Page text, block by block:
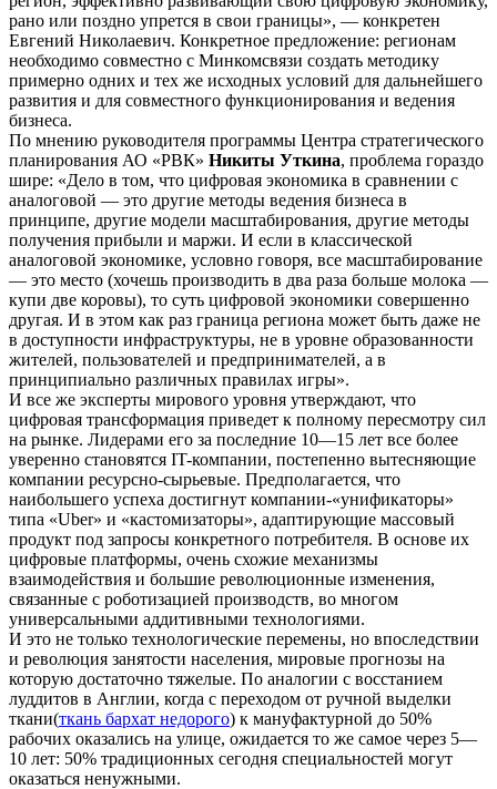
рано или поздно упрется в свои границы», — конкретен
Евгений Николаевич. Конкретное предложение: регионам
необходимо совместно с Минкомсвязи создать методику
примерно одних и тех же исходных условий для дальнейшего
развития и для совместного функционирования и ведения
бизнеса.
По мнению руководителя программы Центра стратегического
планирования АО «РВК» Никиты Уткина, проблема гораздо
шире: «Дело в том, что цифровая экономика в сравнении с
аналоговой — это другие методы ведения бизнеса в
принципе, другие модели масштабирования, другие методы
получения прибыли и маржи. И если в классической
аналоговой экономике, условно говоря, все масштабирование
— это место (хочешь производить в два раза больше молока —
купи две коровы), то суть цифровой экономики совершенно
другая. И в этом как раз граница региона может быть даже не
в доступности инфраструктуры, не в уровне образованности
жителей, пользователей и предпринимателей, а в
принципиально различных правилах игры».
И все же эксперты мирового уровня утверждают, что
цифровая трансформация приведет к полному пересмотру сил
на рынке. Лидерами его за последние 10—15 лет все более
уверенно становятся IT-компании, постепенно вытесняющие
компании ресурсно-сырьевые. Предполагается, что
наибольшего успеха достигнут компании-«унификаторы»
типа «Uber» и «кастомизаторы», адаптирующие массовый
продукт под запросы конкретного потребителя. В основе их
цифровые платформы, очень схожие механизмы
взаимодействия и большие революционные изменения,
связанные с роботизацией производств, во многом
универсальными аддитивными технологиями.
И это не только технологические перемены, но впоследствии
и революция занятости населения, мировые прогнозы на
которую достаточно тяжелые. По аналогии с восстанием
луддитов в Англии, когда с переходом от ручной выделки
ткани(ткань бархат недорого) к мануфактурной до 50%
рабочих оказались на улице, ожидается то же самое через 5—
10 лет: 50% традиционных сегодня специальностей могут
оказаться ненужными.